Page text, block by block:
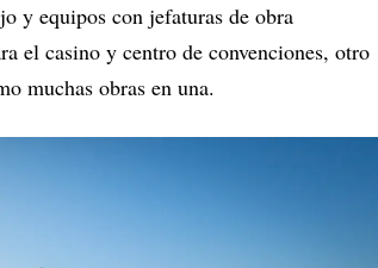
y equipos con jefaturas de obra
el casino y centro de convenciones, otro
muchas obras en una.